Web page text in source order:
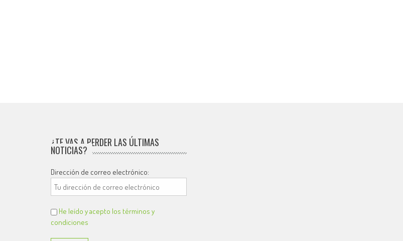
¿TE VAS A PERDER LAS ÚLTIMAS
NOTICIAS?
Dirección de correo electrónico:
He leído y acepto los términos y
condiciones